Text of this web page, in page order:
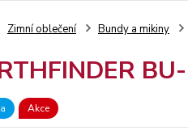
Zimní oblečení Bundy a mikiny
Akce